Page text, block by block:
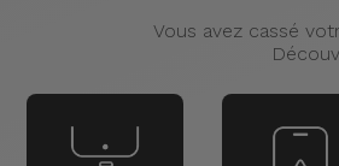
Vous avez cassé